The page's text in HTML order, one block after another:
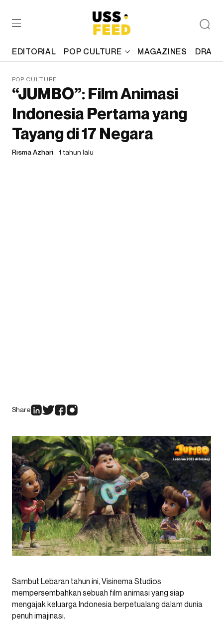
EDITORIAL POP CULTURE MAGAZINES
POP CULTURE
“JUMBO”: Film Animasi
Indonesia Pertama yang
Tayang di 17 Negara
Risma Azhari 1 tahun lalu
Share
Sambut Lebaran tahun ini, Visinema Studios
mempersembahkan sebuah film animasi yang siap
mengajak keluarga Indonesia berpetualang dalam dunia
penuh imajinasi.